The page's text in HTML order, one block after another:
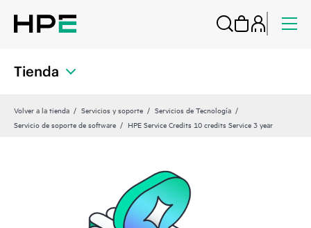
Tienda
Volver a la tienda Servicios y soporte
Servicios de Tecnología
Servicio de soporte de software
HPE Service Credits 10 credits Service 3 year